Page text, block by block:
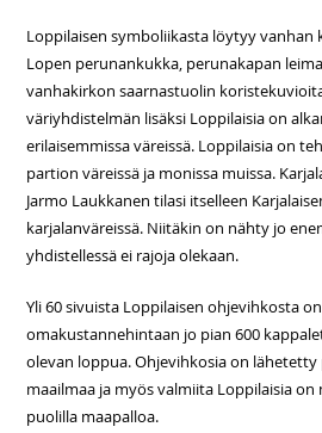
Loppilaisen symboliikasta löytyy vanhan
Lopen perunankukka, perunakapan
vanhakirkon saarnastuolin
väriyhdistelmän lisäksi Loppilaisia on
erilaisemmissa väreissä. Loppilaisia on
partion väreissä ja monissa muissa.
Jarmo Laukkanen tilasi itselleen
karjalanväreissä. Niitäkin on nähty jo
yhdistellessä ei rajoja olekaan.
Yli 60 sivuista Loppilaisen ohjevihkosta
omakustannehintaan jo pian 600
olevan loppua. Ohjevihkosia on
maailmaa ja myös valmiita Loppilaisia
puolilla maapalloa.